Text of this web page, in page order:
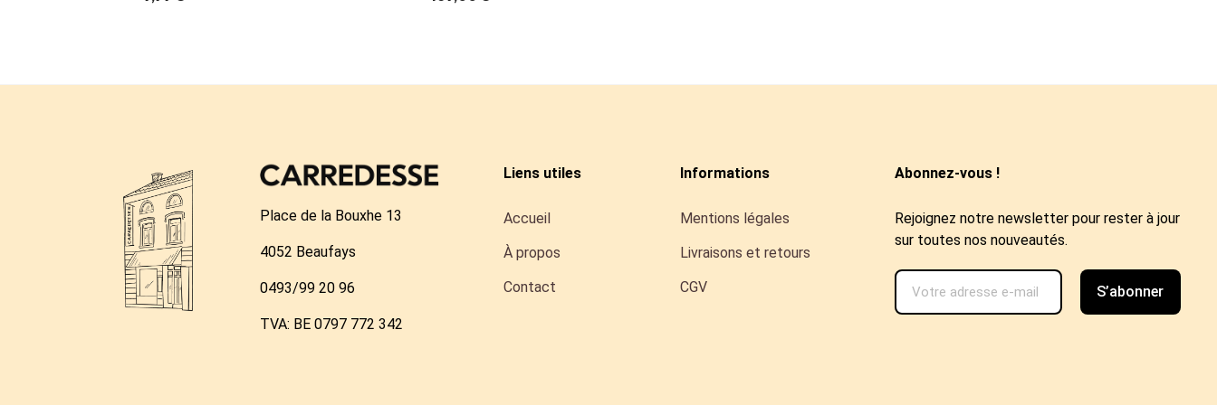
Place de la Bouxhe 13
4052 Beaufays
0493/99 20 96
TVA: BE 0797 772 342
Liens utiles
Accueil
À propos
Contact
Informations
Mentions légales
Livraisons et retours
CGV
Abonnez-vous !
Rejoignez notre newsletter pour rester à jour
sur toutes nos nouveautés.
S’abonner